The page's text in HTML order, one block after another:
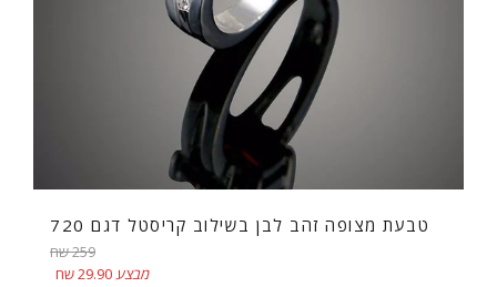
טבעת מצופה זהב לבן בשילוב קריסטל דגם 720
מחיר
רגיל
259 שח
מבצע29.90 שח